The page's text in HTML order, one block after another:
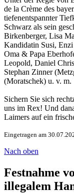
de la Crème des
tiefenentspannter
Schwarz als sein
Birkenberger, Lisa
Kandidatin Susi,
Oma & Papa
Leopold, Daniel
Stephan Zinner
(Moratschek) u. v. m.
Sichern Sie sich
uns im Rex! Und
Laimers auf ein
Eingetragen am
Nach oben
Festnahme
illegalem